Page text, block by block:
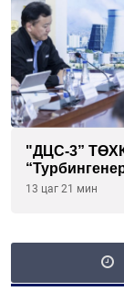
"ДЦС-3”
13 цаг 21 мин